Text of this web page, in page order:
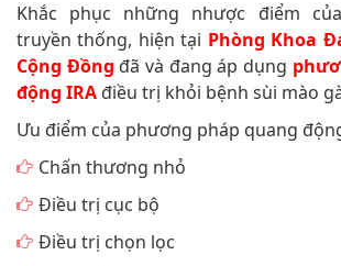
Khắc phục những nhược điểm
truyền thống, hiện tại Phòng Khoa
Cộng Đồng đã và đang áp dụng
động IRA điều trị khỏi bệnh sùi mào
Ưu điểm của phương pháp quang
Chấn thương nhỏ
Điều trị cục bộ
Điều trị chọn lọc